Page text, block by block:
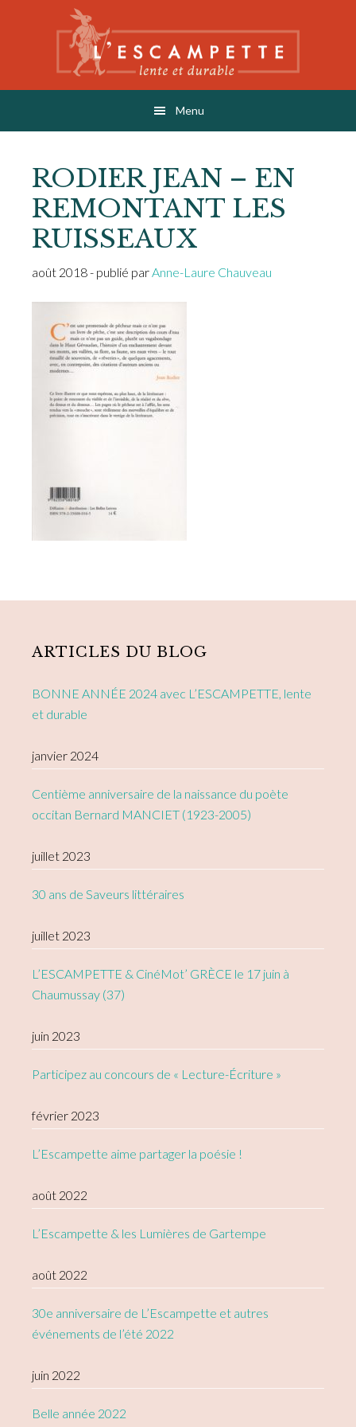
L'ESCAMPETTE
éditions lentes & durables
Menu
RODIER JEAN – EN
REMONTANT LES
RUISSEAUX
août 2018- publié parAnne-Laure Chauveau
Sidebar
ARTICLES DU BLOG
BONNE ANNÉE 2024 avec L’ESCAMPETTE, lente
et durable
janvier 2024
Centième anniversaire de la naissance du poète
occitan Bernard MANCIET (1923-2005)
juillet 2023
30 ans de Saveurs littéraires
juillet 2023
L’ESCAMPETTE & CinéMot’ GRÈCE le 17 juin à
Chaumussay (37)
juin 2023
Participez au concours de « Lecture-Écriture »
février 2023
L’Escampette aime partager la poésie !
août 2022
L’Escampette & les Lumières de Gartempe
août 2022
30e anniversaire de L’Escampette et autres
événements de l’été 2022
juin 2022
Belle année 2022